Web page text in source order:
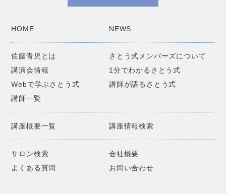
HOME NEWS
佐藤青児とは
さとう式メンバーズについて
講演会情報
1分でわかるさとう式
Webで学ぶさとう式
講師が語るさとう式
講師一覧
講座概要一覧 講座情報検索
サロン検索
会社概要
よくある質問
お問い合わせ